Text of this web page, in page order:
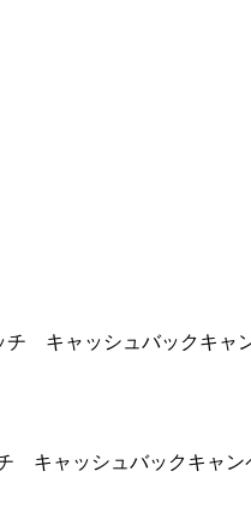
チ キャッシュバックキャ
キャッシュバックキャン